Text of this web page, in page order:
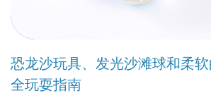
恐龙沙玩具、发光沙滩球和柔
全玩耍指南